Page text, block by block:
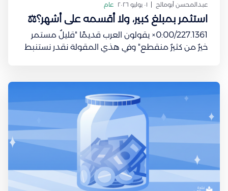
عبدالمحسن أبومالح ٠١ يوليو ٢٠٢٦ عام
استثمر بمبلغ كبير، ولا أقسمه على أشهر؟⚖️
0:00/227.1361× يقولون العرب قديمًا "قليلٌ مستمر
خيرٌ من كثيرٌ منقطع" وفي هذي المقولة نقدر نستنبط
كل شهر إلى ما يكون عندك مبلغ طيب تقدر تستثمر فيه
ويرجع لك بعوائد